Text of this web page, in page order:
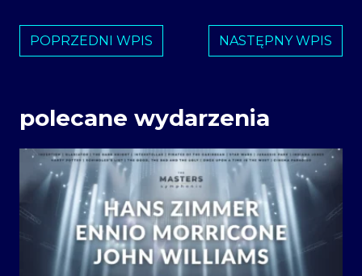
POPRZEDNI WPIS NASTĘPNY WPIS
polecane wydarzenia